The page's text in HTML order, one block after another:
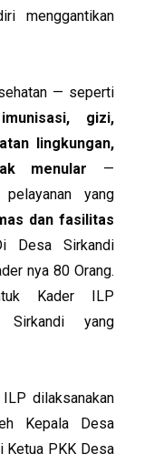
menggantikan
— seperti
gizi,
lingkungan,
menular —
yang
dan fasilitas
Desa Sirkandi
nya 80 Orang.
Kader ILP
Sirkandi yang
dilaksanakan
Kepala Desa
Ketua PKK Desa